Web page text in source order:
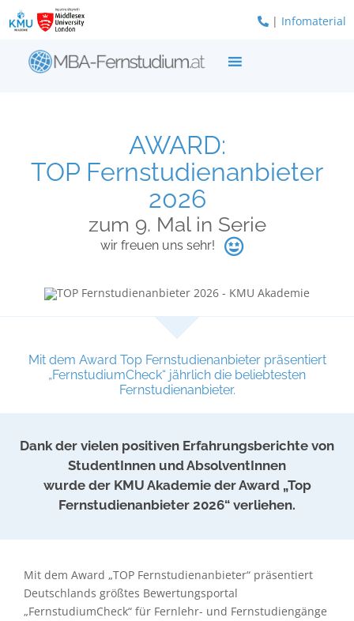
| Infomaterial
Zum
Inhalt
AWARD:
TOP Fernstudienanbieter
2026
zum 9. Mal in Serie
wir freuen uns sehr!
Mit dem Award Top Fernstudienanbieter präsentiert
„FernstudiumCheck“ jährlich die beliebtesten
Fernstudienanbieter.
Dank der vielen positiven Erfahrungsberichte von
StudentInnen und AbsolventInnen
wurde der KMU Akademie der Award „Top
Fernstudienanbieter 2026“ verliehen.
Mit dem Award „TOP Fernstudienanbieter“ präsentiert
Deutschlands größtes Bewertungsportal
„FernstudiumCheck“ für Fernlehr- und Fernstudiengänge